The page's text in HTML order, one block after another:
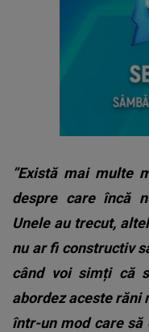
”Există mai multe
despre care încă
Unele au trecut,
nu ar fi constructiv
când voi simți că
abordez aceste răni
într-un mod care